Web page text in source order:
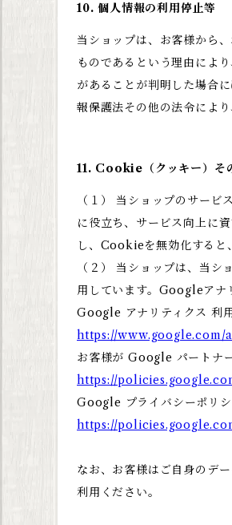
10. 個人情報の利用停止等
当ショップは、お客様から
ものであるという理由によ
があることが判明した場合
報保護法その他の法令によ
11. Cookie（クッキー）そ
（１） 当ショップのサー
に役立ち、サービス向上に
し、Cookieを無効化すると
（２） 当ショップは、当
用しています。Googleアナ
Google アナリティクス 利
https://
お客様が Google パートナ
https://
Google プライバシーポリシ
https://
なお、お客様はご自身のデ
利用ください。